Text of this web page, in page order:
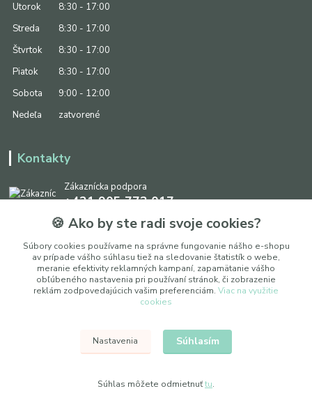
Utorok
8:30 - 17:00
Streda
8:30 - 17:00
Štvrtok
8:30 - 17:00
Piatok
8:30 - 17:00
Sobota
9:00 - 12:00
Nedeľa
zatvorené
Kontakty
Zákaznícka podpora
+421 905 773 017
(Po-Pia, 8:30 - 17:00, So: 9:00 - 12:00)
info@ipapier.sk
Upraviť nastavenia cookies
© 2025 WOXY, s. r. o.
🍪 Ako by ste radi svoje cookies?
Súbory cookies používame na správne fungovanie nášho e-shopu
av prípade vášho súhlasu tiež na sledovanie štatistík o webe,
meranie efektivity reklamných kampaní, zapamätanie vášho
obľúbeného nastavenia pri používaní stránok, či zobrazenie
reklám zodpovedajúcich vašim preferenciám. Viac na využitie
cookies
Nastavenia Súhlasím
Súhlas môžete odmietnuťtu.